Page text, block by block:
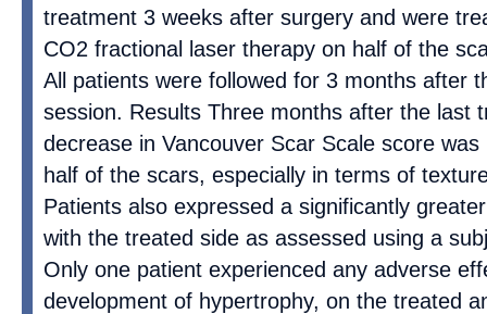
treatment 3 weeks after surgery and were
CO2 fractional laser therapy on half of the
All patients were followed for 3 months after
session. Results Three months after the last
decrease in Vancouver Scar Scale score
half of the scars, especially in terms of
Patients also expressed a significantly
with the treated side as assessed using a
Only one patient experienced any adverse
development of hypertrophy, on the treated